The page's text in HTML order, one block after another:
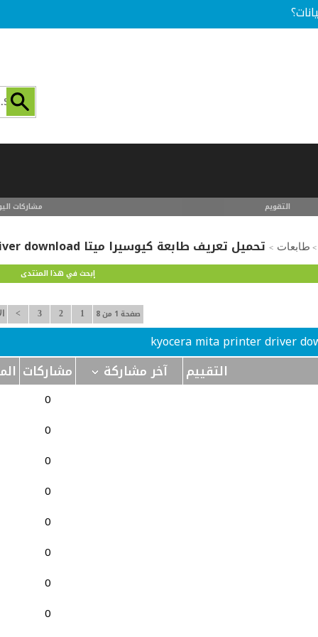
التقويم مشاركات
> طابعات > تحميل تعريف طابعة كيوسيرا ميتا kyocera mita printer driver download
إبحث في هذا المنتدى
صفحة 1 من 8 1
2
3
>
التقييم آخر مشاركة مشاركات
0
0
0
0
0
0
0
0